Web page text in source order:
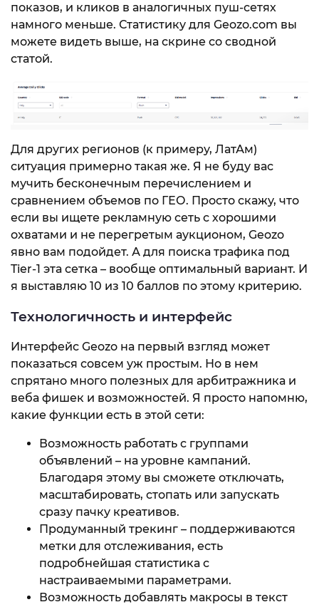
показов, и кликов в аналогичных пуш-сетях
намного меньше. Статистику для Geozo.com вы
можете видеть выше, на скрине со сводной
статой.
Для других регионов (к примеру, ЛатАм)
ситуация примерно такая же. Я не буду вас
мучить бесконечным перечислением и
сравнением объемов по ГЕО. Просто скажу, что
если вы ищете рекламную сеть с хорошими
охватами и не перегретым аукционом, Geozo
явно вам подойдет. А для поиска трафика под
Tier-1 эта сетка – вообще оптимальный вариант. И
я выставляю 10 из 10 баллов по этому критерию.
Технологичность и интерфейс
Интерфейс Geozo на первый взгляд может
показаться совсем уж простым. Но в нем
спрятано много полезных для арбитражника и
веба фишек и возможностей. Я просто напомню,
какие функции есть в этой сети:
Возможность работать с группами
объявлений – на уровне кампаний.
Благодаря этому вы сможете отключать,
масштабировать, стопать или запускать
сразу пачку креативов.
Продуманный трекинг – поддерживаются
метки для отслеживания, есть
подробнейшая статистика с
настраиваемыми параметрами.
Возможность добавлять макросы в текст